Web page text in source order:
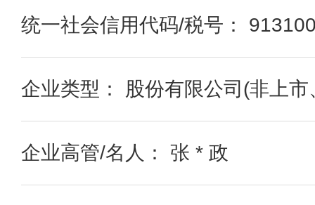
统一社会信用代码/税号：
企业类型： 股份有限公司(非上
企业高管/名人： 张 * 政